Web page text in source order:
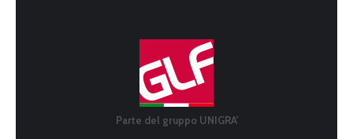
Parte del gruppo UNIGRA'